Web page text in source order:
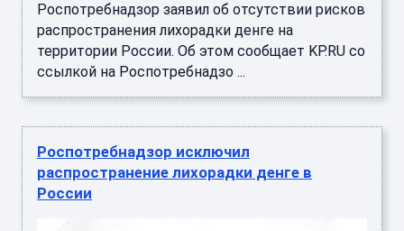
Роспотребнадзор заявил об отсутствии рисков
распространения лихорадки денге на
территории России. Об этом сообщает KP.RU со
ссылкой на Роспотребнадзо ...
Роспотребнадзор исключил
распространение лихорадки денге в
России